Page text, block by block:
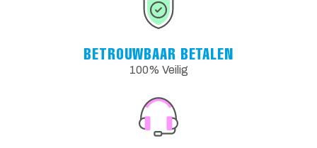
BETROUWBAAR BETALEN
100% Veilig